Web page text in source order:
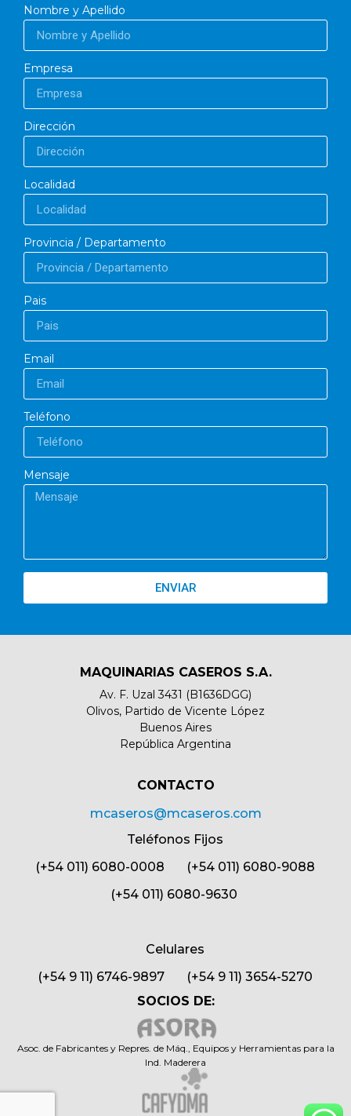
Nombre y Apellido
Empresa
Dirección
Localidad
Provincia / Departamento
Pais
Email
Teléfono
Mensaje
ENVIAR
MAQUINARIAS CASEROS S.A.
Av. F. Uzal 3431 (B1636DGG)
Olivos, Partido de Vicente López
Buenos Aires
República Argentina
CONTACTO​
mcaseros@mcaseros.com
Teléfonos Fijos
(+54 011) 6080-0008 (+54 011) 6080-9088
(+54 011) 6080-9630
Celulares
(+54 9 11) 6746-9897 (+54 9 11) 3654-5270
SOCIOS DE:
Asoc. de Fabricantes y Repres. de Máq., Equipos y Herramientas para la
Ind. Maderera